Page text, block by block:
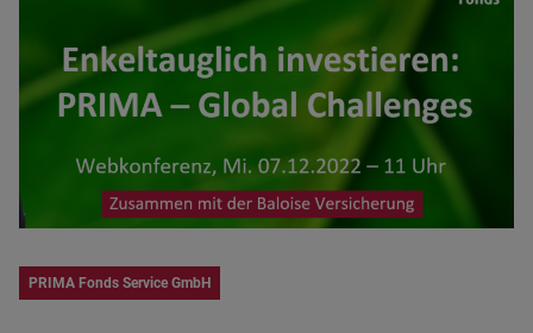
PRIMA Fonds Service GmbH